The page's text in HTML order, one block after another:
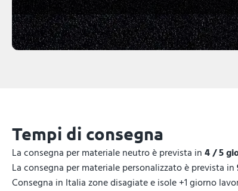
Tempi di consegna
La consegna per materiale neutro è prevista in4 / 5
La consegna per materiale personalizzato è prevista in
Consegna in Italia zone disagiate e isole +1 giorno